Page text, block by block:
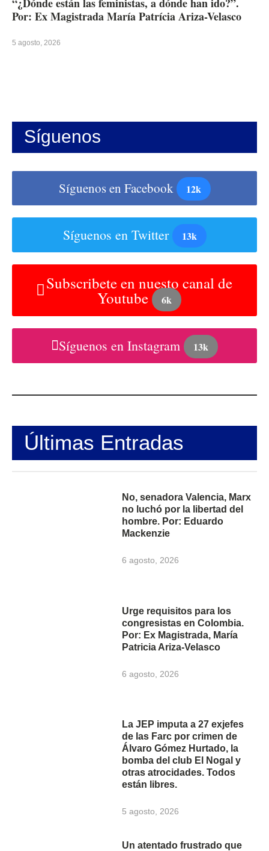
Por: Ex Magistrada María Patrícia Ariza-Velasco
5 agosto, 2026
Síguenos
Síguenos en Facebook 12k
Síguenos en Twitter 13k
Subscribete en nuesto canal de
Youtube 6k
Síguenos en Instagram 13k
Últimas Entradas
No, senadora Valencia, Marx
no luchó por la libertad del
hombre. Por: Eduardo
Mackenzie
6 agosto, 2026
Urge requisitos para los
congresistas en Colombia.
Por: Ex Magistrada, María
Patricia Ariza-Velasco
6 agosto, 2026
La JEP imputa a 27 exjefes
de las Farc por crimen de
Álvaro Gómez Hurtado, la
bomba del club El Nogal y
otras atrocidades. Todos
están libres.
5 agosto, 2026
Un atentado frustrado que